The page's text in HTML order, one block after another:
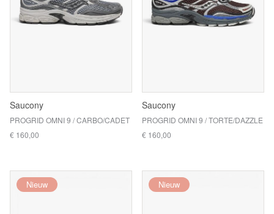
Saucony
PROGRID OMNI 9 / CARBO/CADET
€ 160,00
Saucony
PROGRID OMNI 9 / TORTE/DAZZLE
€ 160,00
Nieuw Nieuw